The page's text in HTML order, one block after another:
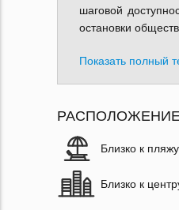
шаговой
остановки
Показать полный
РАСПОЛОЖЕНИЕ
Близко к пляжу
Близко к